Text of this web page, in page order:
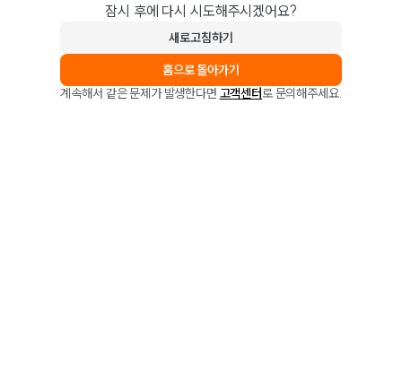
잠시 후에 다시 시도해주시겠어요?
새로고침하기
홈으로 돌아가기
계속해서 같은 문제가 발생한다면 고객센터로 문의해주세요.